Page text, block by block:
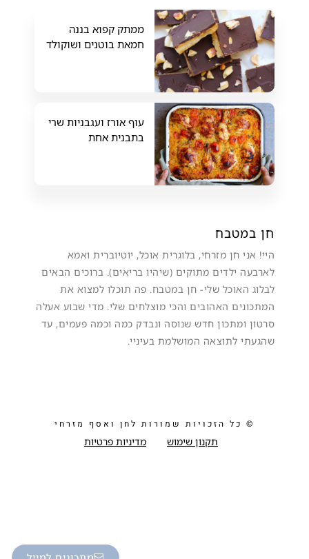
חן במטבח
היי! אני חן מזרחי, בלוגרית אוכל, יוטיוברית ואמא
לארבעה ילדים מתוקים (שיהיו בריאים). ברוכים הבאים
לבלוג האוכל שלי- חן במטבח. פה תוכלו למצוא את
המתכונים האהובים והכי מוצלחים שלי. מדי שבוע אעלה
סרטון ומתכון חדש שנוסה ונבדק כמה וכמה פעמים, עד
שהגעתי לתוצאה המושלמת בעיניי.
ממתק קפוא בננה
חמאת בוטנים ושוקולד
עוף אורז ועגבניות שרי
בתבנית אחת
© כל הזכויות שמורות לחן ואסף מזרחי
תקנון שימוש מדיניות פרטיות